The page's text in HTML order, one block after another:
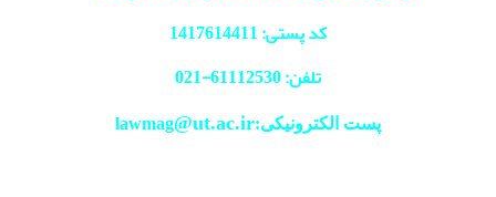
کد پستی: 1417614411
تلفن: 61112530-
021
پست الکترونیکی:lawmag@ut.ac.ir